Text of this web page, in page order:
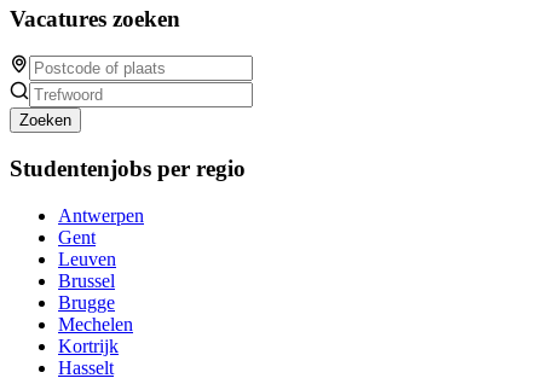
Vacatures zoeken
Zoeken
Studentenjobs per regio
Antwerpen
Gent
Leuven
Brussel
Brugge
Mechelen
Kortrijk
Hasselt